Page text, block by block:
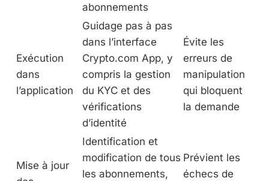
abonnements
Exécution
dans
l’application
Guidage pas à pas
dans l’interface
Crypto.com App, y
compris la gestion
du KYC et des
vérifications
d’identité
Évite les
erreurs de
manipulation
qui bloquent
la demande
Mise à jour
Identification et
modification de tous
les abonnements,
Prévient les
échecs de